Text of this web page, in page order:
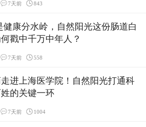
7天前 843
健康分水岭，自然阳光这份肠道白
戳中千万中年人？
7天前 558
进上海医学院！自然阳光打通科
的关键一环
7天前 1004